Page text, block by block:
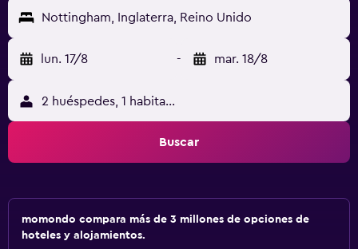
Nottingham, Inglaterra, Reino Unido
lun. 17/8 - mar. 18/8
2 huéspedes, 1 habitación
Buscar
momondo compara más de 3 millones de opciones de
hoteles y alojamientos.